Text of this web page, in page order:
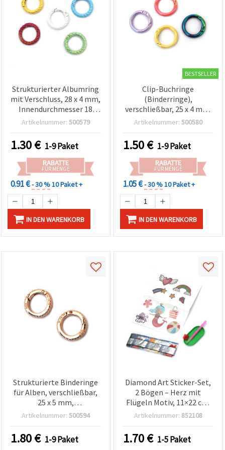
Strukturierter Albumring
mit Verschluss, 28 x 4 mm,
Innendurchmesser 18
mm, Regenbogenfarben-
Artikelnummer: 500579
1.30€ 1-9 Paket
RABATTE
FÜR MENGE
0.91 €- 30 %10 Paket +
IN DEN WARENKORB
BESTSELLER
Clip-Buchringe
(Binderringe),
verschließbar, 25 x 4 mm,
Innendurchmesser 18
Farbmix – 4 Stück
Artikelnummer: 500580
1.50€ 1-9 Paket
RABATTE
FÜR MENGE
1.05 €- 30 %10 Paket +
IN DEN WARENKORB
Strukturierte Binderinge
für Alben, verschließbar,
25 x 5 mm,
Innendurchmesser 17
Artikelnummer: 500594
1.80€ 1-9 Paket
Diamond Art Sticker-Set,
2 Bögen – Herz mit
Flügeln Motiv, 11×22 cm,
Bastelsticker für Kinder,
Verzierungen
Artikelnummer: 852108
1.70€ 1-5 Paket